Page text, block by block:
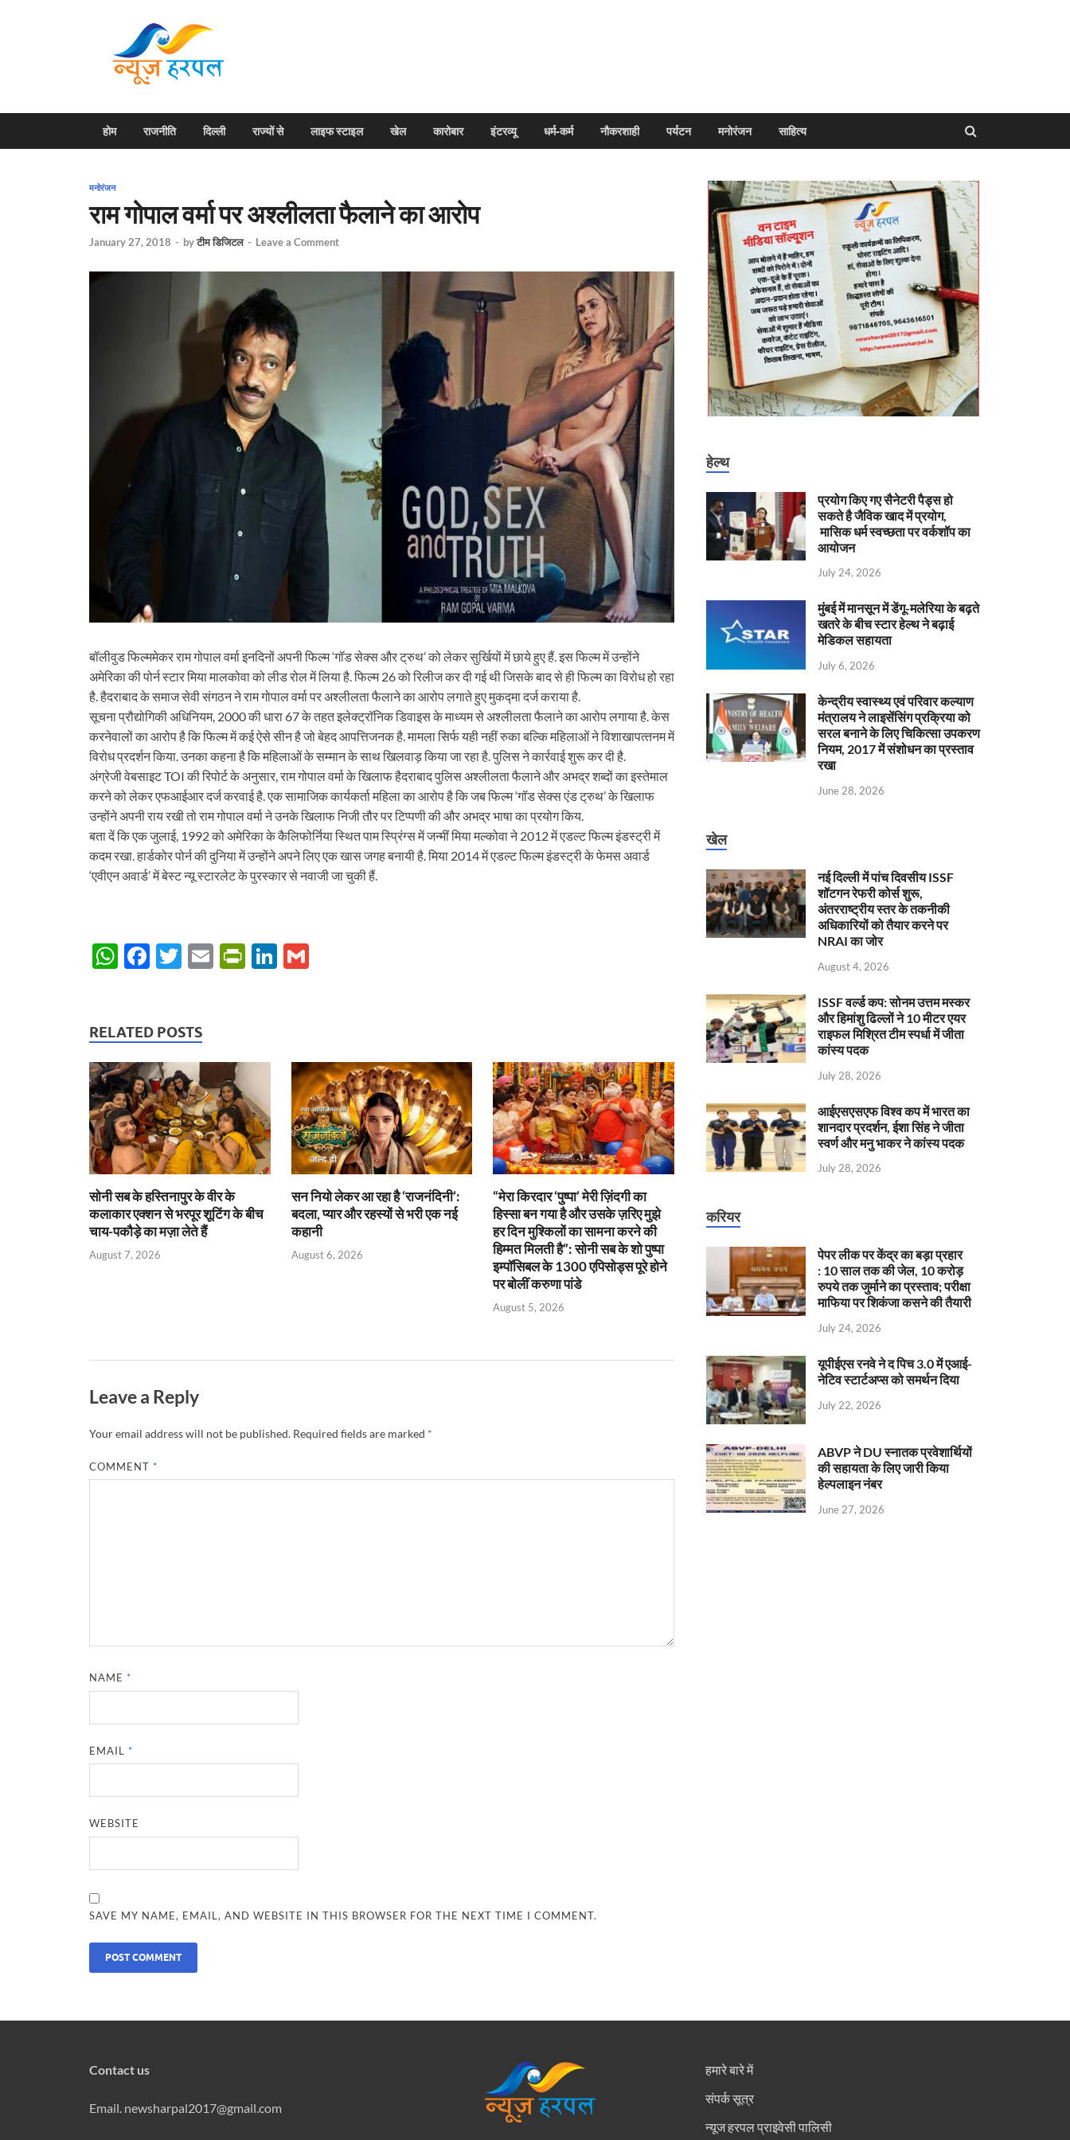
होम राजनीति दिल्ली राज्यों से लाइफ स्टाइल खेल कारोबार इंटरव्यू धर्म-कर्म नौकरशाही पर्यटन मनोरंजन साहित्य
मनोरंजन
राम गोपाल वर्मा पर अश्‍लीलता फैलाने का आरोप
January 27, 2018 - byटीम डिजिटल - Leave a Comment
बॉलीवुड फिल्‍ममेकर राम गोपाल वर्मा इनदिनों अपनी फिल्‍म ‘गॉड सेक्‍स और ट्रुथ’ को लेकर सुर्खियों में छाये हुए हैं. इस फिल्‍म में उन्‍होंने
अमेरिका की पोर्न स्‍टार मिया मालकोवा को लीड रोल में लिया है. फिल्‍म 26 को रिलीज कर दी गई थी जिसके बाद से ही फिल्‍म का विरोध हो रहा
है. हैदराबाद के समाज सेवी संगठन ने राम गोपाल वर्मा पर अश्‍लीलता फैलाने का आरोप लगाते हुए मुकद्मा दर्ज कराया है.
सूचना प्रौद्योगिकी अधिनियम, 2000 की धारा 67 के तहत इलेक्‍ट्रॉनिक डिवाइस के माध्‍यम से अश्‍लीलता फैलाने का आरोप लगाया है. केस
करनेवालों का आरोप है कि फिल्‍म में कई ऐसे सीन है जो बेहद आपत्तिजनक है. मामला सिर्फ यही नहीं रुका बल्कि महिलाओं ने विशाखापत्‍तनम में
विरोध प्रदर्शन किया. उनका कहना है कि महिलाओं के सम्‍मान के साथ खिलवाड़ किया जा रहा है. पुलिस ने कार्रवाई शुरू कर दी है.
अंग्रेजी वेबसाइट TOI की रिपोर्ट के अनुसार, राम गोपाल वर्मा के खिलाफ हैदराबाद पुलिस अश्‍लीलता फैलाने और अभद्र शब्‍दों का इस्‍तेमाल
करने को लेकर एफआईआर दर्ज करवाई है. एक सामाजिक कार्यकर्ता महिला का आरोप है कि जब फिल्म ‘गॉड सेक्स एंड ट्रुथ’ के खिलाफ
उन्‍होंने अपनी राय रखी तो राम गोपाल वर्मा ने उनके खिलाफ निजी तौर पर टिप्‍पणी की और अभद्र भाषा का प्रयोग किय.
बता दें कि एक जुलाई, 1992 को अमेरिका के कैलिफोर्निया स्थित पाम स्प्रिंग्स में जन्मीं मिया मल्कोवा ने 2012 में एडल्ट फिल्म इंडस्ट्री में
कदम रखा. हार्डकोर पोर्न की दुनिया में उन्होंने अपने लिए एक खास जगह बनायी है. मिया 2014 में एडल्ट फिल्म इंडस्ट्री के फेमस अवार्ड
‘एवीएन अवार्ड’ में बेस्ट न्यू स्टारलेट के पुरस्कार से नवाजी जा चुकी हैं.
W
s
A
p
p
F
b
o
o
k
T
er
E
P
ie
dl
y
Li
dI
RELATED POSTS
सोनी सब के हस्तिनापुर के वीर के
कलाकार एक्शन से भरपूर शूटिंग के बीच
चाय-पकौड़े का मज़ा लेते हैं
August 7, 2026
सन नियो लेकर आ रहा है ‘राजनंदिनी’:
बदला, प्यार और रहस्यों से भरी एक नई
कहानी
August 6, 2026
“मेरा किरदार ‘पुष्पा’ मेरी ज़िंदगी का
हिस्सा बन गया है और उसके ज़रिए मुझे
हर दिन मुश्किलों का सामना करने की
हिम्मत मिलती है”: सोनी सब के शो पुष्पा
इम्पॉसिबल के 1300 एपिसोड्स पूरे होने
पर बोलीं करुणा पांडे
August 5, 2026
Leave a Reply
Your email address will not be published. Required fields are marked *
COMMENT *
NAME *
EMAIL *
WEBSITE
SAVE MY NAME, EMAIL, AND WEBSITE IN THIS BROWSER FOR THE NEXT TIME I COMMENT.
हेल्थ
प्रयोग किए गए सैनेटरी पैड्स हो
सकते है जैविक खाद में प्रयोग,
मासिक धर्म स्वच्छता पर वर्कशॉप का
आयोजन
July 24, 2026
मुंबई में मानसून में डेंगू-मलेरिया के बढ़ते
खतरे के बीच स्टार हेल्थ ने बढ़ाई
मेडिकल सहायता
July 6, 2026
केन्‍द्रीय स्वास्थ्य एवं परिवार कल्याण
मंत्रालय ने लाइसेंसिंग प्रक्रिया को
सरल बनाने के लिए चिकित्सा उपकरण
नियम, 2017 में संशोधन का प्रस्ताव
रखा
June 28, 2026
खेल
नई दिल्ली में पांच दिवसीय ISSF
शॉटगन रेफरी कोर्स शुरू,
अंतरराष्ट्रीय स्तर के तकनीकी
अधिकारियों को तैयार करने पर
NRAI का जोर
August 4, 2026
ISSF वर्ल्ड कप: सोनम उत्तम मस्कर
और हिमांशु ढिल्लों ने 10 मीटर एयर
राइफल मिश्रित टीम स्पर्धा में जीता
कांस्य पदक
July 28, 2026
आईएसएसएफ विश्व कप में भारत का
शानदार प्रदर्शन, ईशा सिंह ने जीता
स्वर्ण और मनु भाकर ने कांस्य पदक
July 28, 2026
करियर
पेपर लीक पर केंद्र का बड़ा प्रहार
: 10 साल तक की जेल, 10 करोड़
रुपये तक जुर्माने का प्रस्ताव; परीक्षा
माफिया पर शिकंजा कसने की तैयारी
July 24, 2026
यूपीईएस रनवे ने द पिच 3.0 में एआई-
नेटिव स्टार्टअप्स को समर्थन दिया
July 22, 2026
ABVP ने DU स्नातक प्रवेशार्थियों
की सहायता के लिए जारी किया
हेल्पलाइन नंबर
June 27, 2026
Contact us
Email. newsharpal2017@gmail.com
हमारे बारे में
संपर्क सूत्र
न्यूज हरपल प्राइवेसी पालिसी